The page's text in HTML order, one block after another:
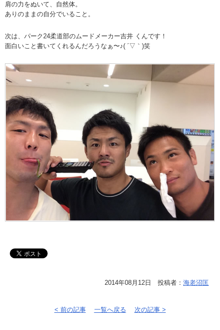
肩の力をぬいて、自然体。
ありのままの自分でいること。
次は、パーク24柔道部のムードメーカー吉井 くんです！
面白いこと書いてくれるんだろうなぁ〜♪( ´▽｀)笑
2014年08月12日 投稿者： 海老沼匡
< 前の記事 一覧へ戻る 次の記事 >